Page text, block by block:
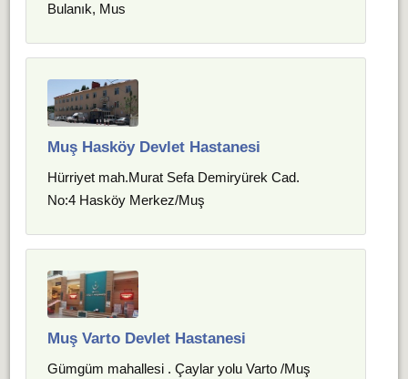
Bulanık, Mus
Muş Hasköy Devlet Hastanesi
Hürriyet mah.Murat Sefa Demiryürek Cad.
No:4 Hasköy Merkez/Muş
Muş Varto Devlet Hastanesi
Gümgüm mahallesi . Çaylar yolu Varto /Muş